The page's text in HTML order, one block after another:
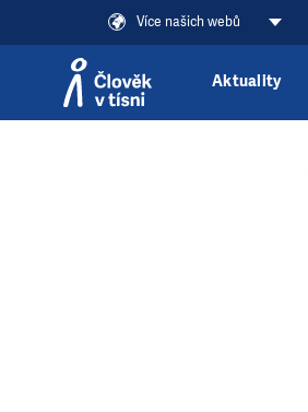
Více našich webů
Aktuality